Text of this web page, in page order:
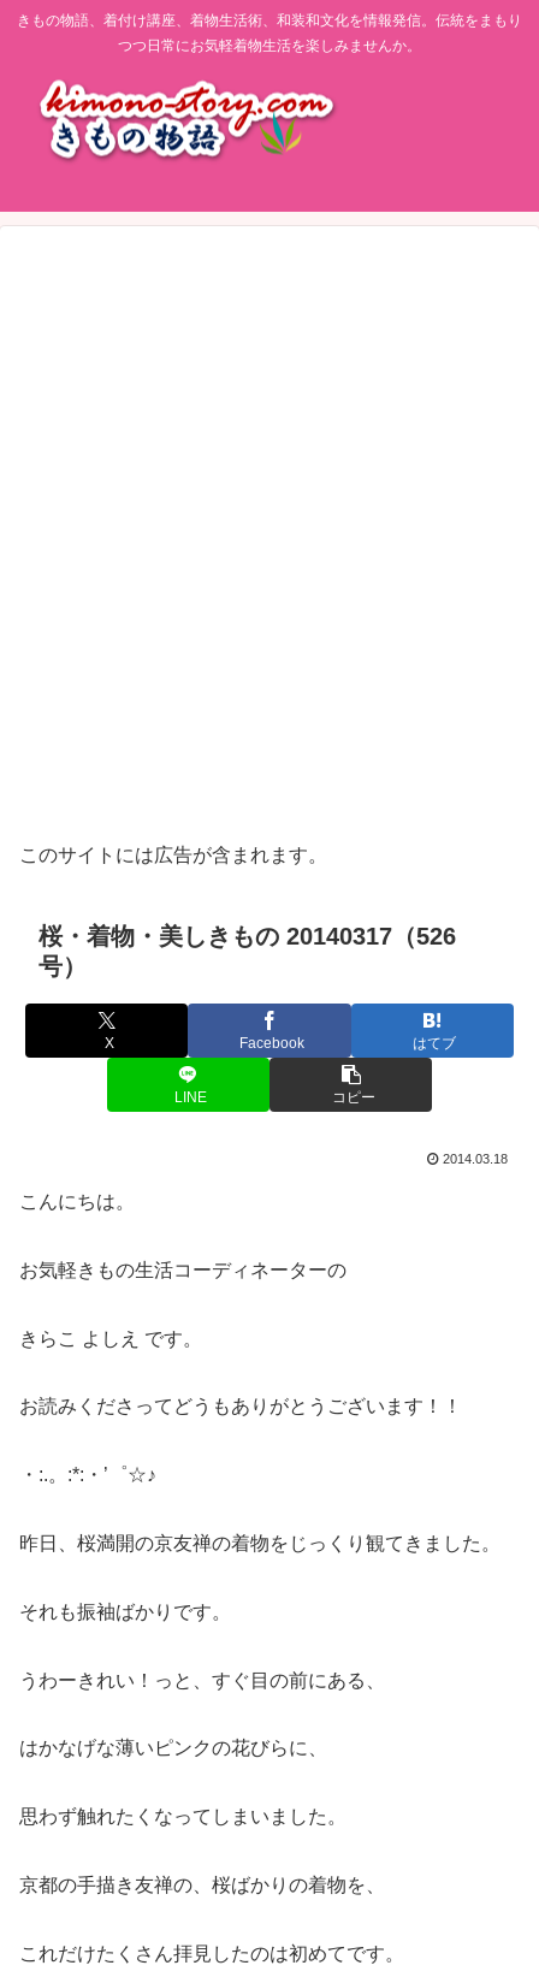
きもの物語、着付け講座、着物生活術、和装和文化を情報発信。伝統をまもり
つつ日常にお気軽着物生活を楽しみませんか。
このサイトには広告が含まれます。
桜・着物・美しきもの 20140317（526
号）
X Facebook はてブ
LINE コピー
2014.03.18
こんにちは。
お気軽きもの生活コーディネーターの
きらこ よしえ です。
お読みくださってどうもありがとうございます！！
・:.。:*:・’゜☆♪
昨日、桜満開の京友禅の着物をじっくり観てきました。
それも振袖ばかりです。
うわーきれい！っと、すぐ目の前にある、
はかなげな薄いピンクの花びらに、
思わず触れたくなってしまいました。
京都の手描き友禅の、桜ばかりの着物を、
これだけたくさん拝見したのは初めてです。